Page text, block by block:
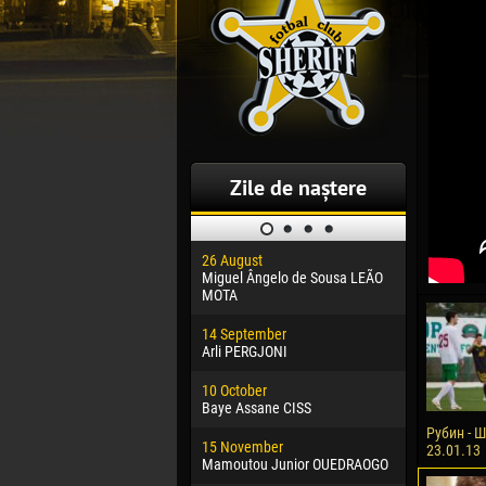
Zile de naștere
26 August
Miguel Ângelo de Sousa LEÃO
MOTA
14 September
Arli PERGJONI
10 October
Baye Assane CISS
15 November
Mamoutou Junior OUEDRAOGO
30 January
Dhoraso
24
Vladislav
02 March
Veaceslav
09 March
Emmanuel
Рубин -
23.01.13